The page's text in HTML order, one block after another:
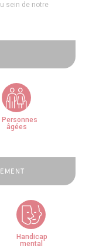
sein de notre
Personnes
âgées
Handicap
mental